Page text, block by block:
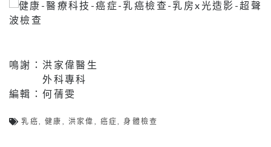
鳴謝：洪家偉醫生
外科專科
編輯：何蒨雯
乳癌 ,健康 洪家偉 癌症 ,身體檢查